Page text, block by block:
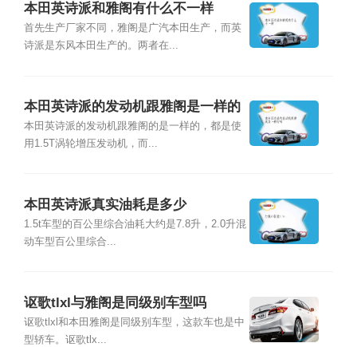
本田英诗派和雅阁有什么不一样
首先生产厂家不同，雅阁是广汽本田生产，而英
诗派是东风本田生产的。两者在...
本田英诗派的发动机跟雅阁是一样的
吗
本田英诗派的发动机跟雅阁的是一样的，都是使
用1.5T涡轮增压发动机，而...
本田英诗派真实油耗是多少
1.5t车型的百公里综合油耗大约是7.8升，2.0升混
动车型百公里综合...
讴歌tlxl与雅阁是同级别车型吗
讴歌tlxl和本田雅阁是同级别车型，这款车也是中
型轿车。讴歌tlx...